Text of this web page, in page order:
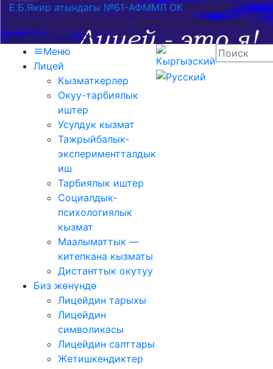
Е.Б.Якир атындагы №61-АФММЛ ОК Е.Б Якир
атындагы №61-автордук физика-математикалык
мектеп-лицей ОК
Меню
Лицей
Кызматкерлер
Окуу-тарбиялык
иштер
Усулдук кызмат
Тажрыйбалык-
экспериментталдык
иш
Тарбиялык иштер
Социалдык-
психологиялык
кызмат
Маалыматтык —
китепкана кызматы
Дистанттык окутуу
Биз жөнүндө
Лицейдин тарыхы
Лицейдин
символикасы
Лицейдин салттары
Жетишкендиктер